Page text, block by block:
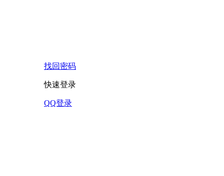
找回密码
快速登录
QQ登录